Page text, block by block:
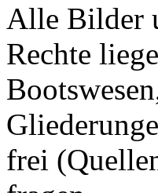
Alle Bilder
Rechte
frei